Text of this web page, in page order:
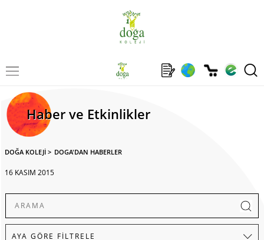
Haber ve Etkinlikler
DOĞA KOLEJİ > DOGA'DAN HABERLER
16 KASIM 2015